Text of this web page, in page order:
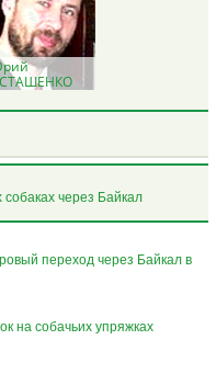
через Байкал
переход через Байкал в
на собачьих упряжках